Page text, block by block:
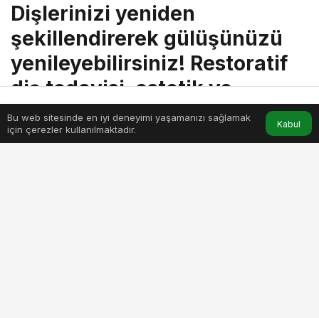
Dişlerinizi yeniden
şekillendirerek gülüşünüzü
yenileyebilirsiniz! Restoratif
diş tedavisi, estetik ve
fonksiyonu yeniden
kazandırıyor!
Bu web sitesinde en iyi deneyimi yaşamanızı sağlamak
için çerezler kullanılmaktadır.
Kabul
Anasayfa Akış Hesabım